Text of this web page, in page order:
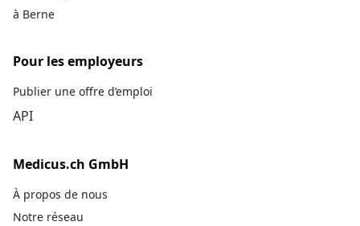
à Berne
Pour les employeurs
Publier une offre d’emploi
API
Medicus.ch GmbH
À propos de nous
Notre réseau